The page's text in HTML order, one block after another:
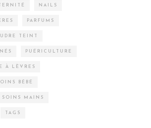
NAILS
PARFUMS
TEINT
PUÉRICULTURE
À LÈVRES
BÉBÉ
SOINS MAINS
TAGS